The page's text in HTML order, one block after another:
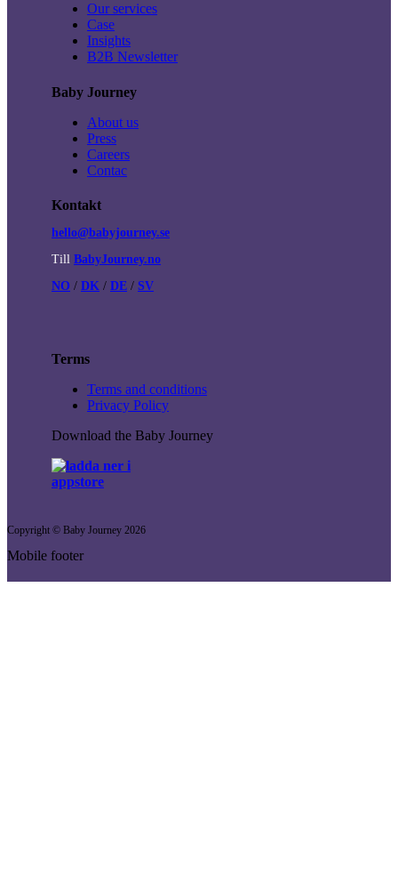
Our services
Case
Insights
B2B Newsletter
Baby Journey
About us
Press
Careers
Contac
Kontakt
hello@babyjourney.se
Till BabyJourney.no
NO / DK / DE / SV
Terms
Terms and conditions
Privacy Policy
Download the Baby Journey
Copyright © Baby Journey 2026
Mobile footer